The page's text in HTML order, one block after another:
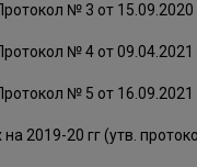
№ 3 от
№ 4 от
№ 5 от 16.09.2021
2019-20 гг (утв.